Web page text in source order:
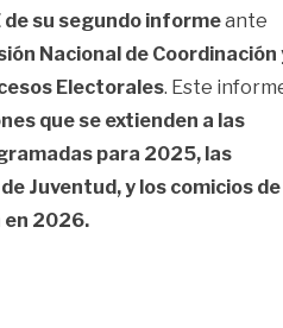
de su segundo informeante
Nacional de Coordinación
Electorales. Este
que se extienden a las
para 2025, las
Juventud, y los comicios de
en 2026.